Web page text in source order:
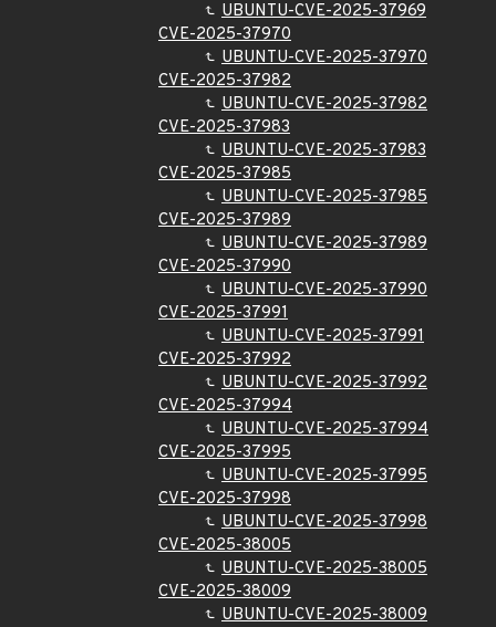
UBUNTU-CVE-2025-37969
CVE-2025-37970
UBUNTU-CVE-2025-37970
CVE-2025-37982
UBUNTU-CVE-2025-37982
CVE-2025-37983
UBUNTU-CVE-2025-37983
CVE-2025-37985
UBUNTU-CVE-2025-37985
CVE-2025-37989
UBUNTU-CVE-2025-37989
CVE-2025-37990
UBUNTU-CVE-2025-37990
CVE-2025-37991
UBUNTU-CVE-2025-37991
CVE-2025-37992
UBUNTU-CVE-2025-37992
CVE-2025-37994
UBUNTU-CVE-2025-37994
CVE-2025-37995
UBUNTU-CVE-2025-37995
CVE-2025-37998
UBUNTU-CVE-2025-37998
CVE-2025-38005
UBUNTU-CVE-2025-38005
CVE-2025-38009
UBUNTU-CVE-2025-38009